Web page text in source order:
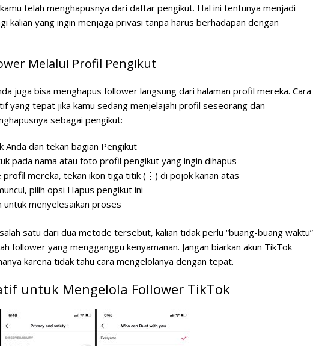
telah menghapusnya dari daftar pengikut. Hal ini tentunya menjadi
kalian yang ingin menjaga privasi tanpa harus berhadapan dengan
Melalui Profil Pengikut
juga bisa menghapus follower langsung dari halaman profil mereka. Cara
yang tepat jika kamu sedang menjelajahi profil seseorang dan
sebagai pengikut:
Anda dan tekan bagian Pengikut
pada nama atau foto profil pengikut yang ingin dihapus
profil mereka, tekan ikon tiga titik (⋮) di pojok kanan atas
pilih opsi Hapus pengikut ini
untuk menyelesaikan proses
satu dari dua metode tersebut, kalian tidak perlu “buang-buang waktu”
follower yang mengganggu kenyamanan. Jangan biarkan akun TikTok
karena tidak tahu cara mengelolanya dengan tepat.
untuk Mengelola Follower TikTok